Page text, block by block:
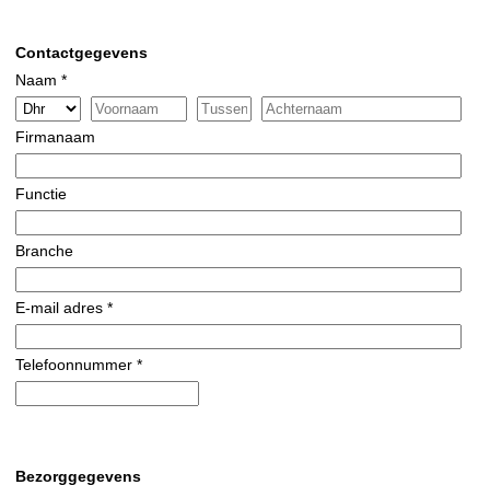
Contactgegevens
Naam *
Firmanaam
Functie
Branche
E-mail adres *
Telefoonnummer *
Bezorggegevens